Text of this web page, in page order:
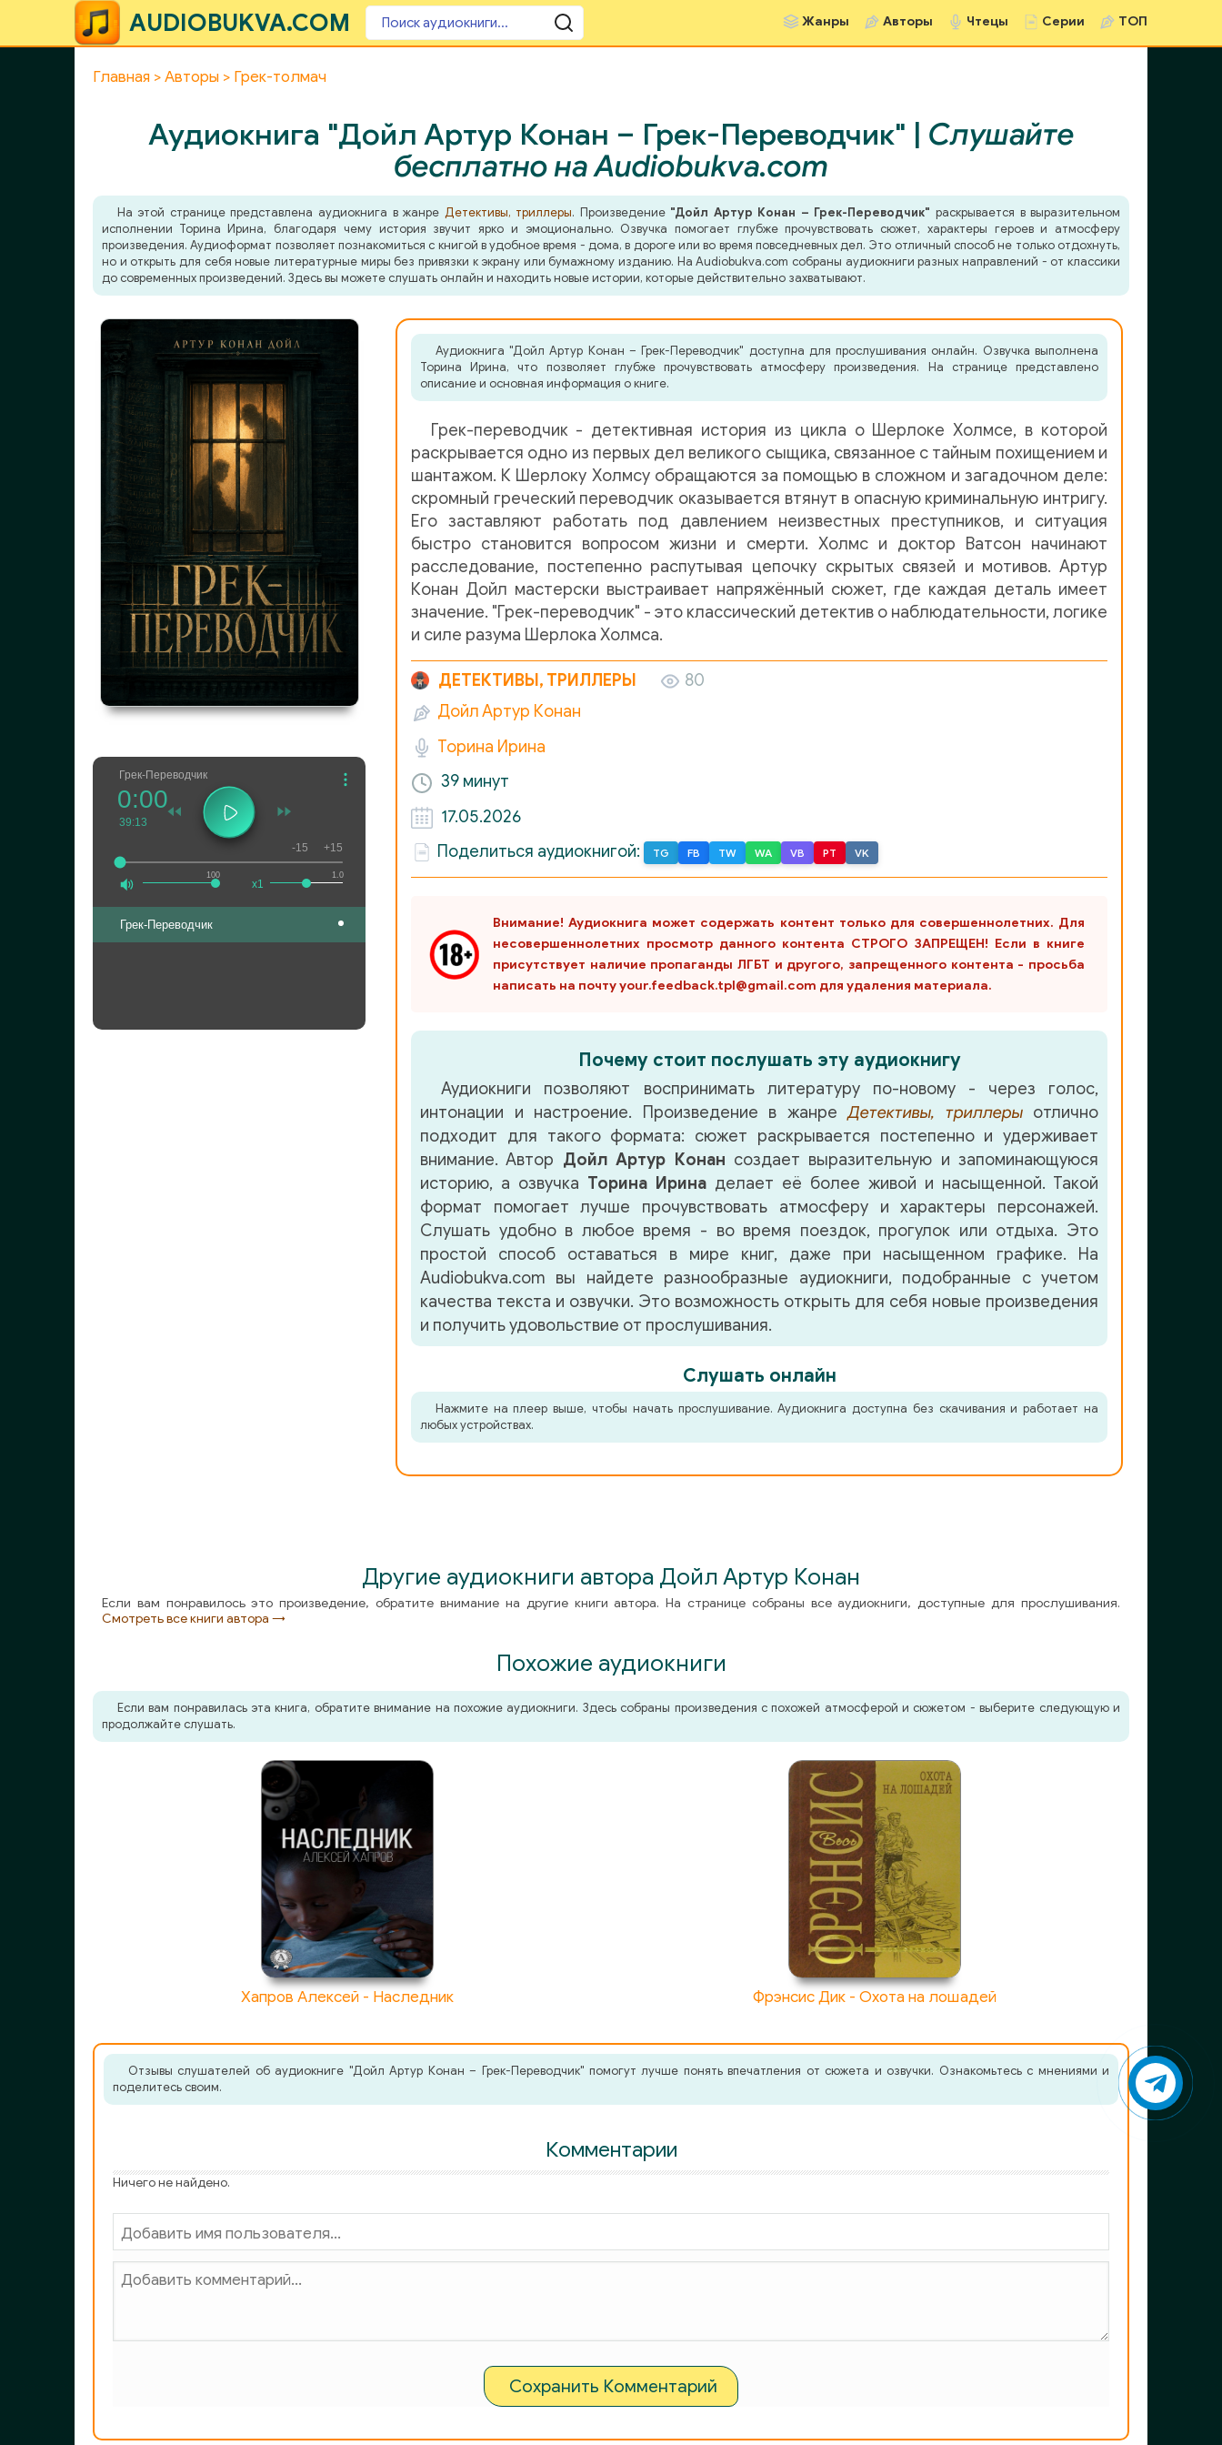
AUDIOBUKVA.COM Жанры Авторы Чтецы Серии ТОП
Главная Авторы Грек-толмач
Аудиокнига "Дойл Артур Конан – Грек-Переводчик" | Слушайте
бесплатно на Audiobukva.com
На этой странице представлена аудиокнига в жанре Детективы, триллеры. Произведение "Дойл Артур Конан – Грек-Переводчик" раскрывается в выразительном
исполнении Торина Ирина, благодаря чему история звучит ярко и эмоционально. Озвучка помогает глубже прочувствовать сюжет, характеры героев и атмосферу
произведения. Аудиоформат позволяет познакомиться с книгой в удобное время - дома, в дороге или во время повседневных дел. Это отличный способ не только отдохнуть,
но и открыть для себя новые литературные миры без привязки к экрану или бумажному изданию. На Audiobukva.com собраны аудиокниги разных направлений - от классики
до современных произведений. Здесь вы можете слушать онлайн и находить новые истории, которые действительно захватывают.
Грек-Переводчик
100
0:00
39:13
1.0
x1
-15 +15
Грек-Переводчик
Аудиокнига "Дойл Артур Конан – Грек-Переводчик" доступна для прослушивания онлайн. Озвучка выполнена
Торина Ирина, что позволяет глубже прочувствовать атмосферу произведения. На странице представлено
описание и основная информация о книге.
Грек-переводчик - детективная история из цикла о Шерлоке Холмсе, в которой
раскрывается одно из первых дел великого сыщика, связанное с тайным похищением и
шантажом. К Шерлоку Холмсу обращаются за помощью в сложном и загадочном деле:
скромный греческий переводчик оказывается втянут в опасную криминальную интригу.
Его заставляют работать под давлением неизвестных преступников, и ситуация
быстро становится вопросом жизни и смерти. Холмс и доктор Ватсон начинают
расследование, постепенно распутывая цепочку скрытых связей и мотивов. Артур
Конан Дойл мастерски выстраивает напряжённый сюжет, где каждая деталь имеет
значение. "Грек-переводчик" - это классический детектив о наблюдательности, логике
и силе разума Шерлока Холмса.
ДЕТЕКТИВЫ, ТРИЛЛЕРЫ
80
Дойл Артур Конан
Торина Ирина
39 минут
17.05.2026
Поделиться аудиокнигой:
TG FB TW WA VB PT VK
Внимание! Аудиокнига может содержать контент только для совершеннолетних. Для
несовершеннолетних просмотр данного контента СТРОГО ЗАПРЕЩЕН! Если в книге
присутствует наличие пропаганды ЛГБТ и другого, запрещенного контента - просьба
написать на почту your.feedback.tpl@gmail.com для удаления материала.
Почему стоит послушать эту аудиокнигу
Аудиокниги позволяют воспринимать литературу по-новому - через голос,
интонации и настроение. Произведение в жанреДетективы, триллерыотлично
подходит для такого формата: сюжет раскрывается постепенно и удерживает
внимание. Автор Дойл Артур Конан создает выразительную и запоминающуюся
историю, а озвучка Торина Ирина делает её более живой и насыщенной. Такой
формат помогает лучше прочувствовать атмосферу и характеры персонажей.
Слушать удобно в любое время - во время поездок, прогулок или отдыха. Это
простой способ оставаться в мире книг, даже при насыщенном графике. На
Audiobukva.com вы найдете разнообразные аудиокниги, подобранные с учетом
качества текста и озвучки. Это возможность открыть для себя новые произведения
и получить удовольствие от прослушивания.
Слушать онлайн
Нажмите на плеер выше, чтобы начать прослушивание. Аудиокнига доступна без скачивания и работает на
любых устройствах.
Другие аудиокниги автора Дойл Артур Конан
Если вам понравилось это произведение, обратите внимание на другие книги автора. На странице собраны все аудиокниги, доступные для прослушивания.
Смотреть все книги автора →
Похожие аудиокниги
Если вам понравилась эта книга, обратите внимание на похожие аудиокниги. Здесь собраны произведения с похожей атмосферой и сюжетом - выберите следующую и
продолжайте слушать.
Хапров Алексей - Наследник Фрэнсис Дик - Охота на лошадей
Отзывы слушателей об аудиокниге "Дойл Артур Конан – Грек-Переводчик" помогут лучше понять впечатления от сюжета и озвучки. Ознакомьтесь с мнениями и
поделитесь своим.
Комментарии
Ничего не найдено.
Сохранить Комментарий